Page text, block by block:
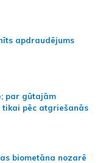
apdraudējums
par gūtajām
pēc atgriešanās
biometāna nozarē